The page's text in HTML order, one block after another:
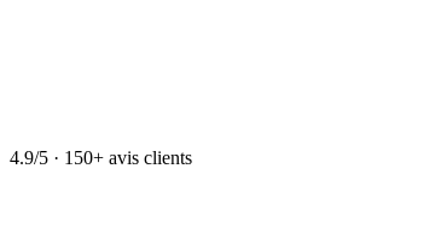
4.9/5 · 150+ avis clients